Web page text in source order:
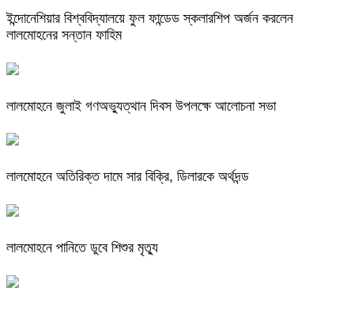
ইন্দোনেশিয়ার বিশ্ববিদ্যালয়ে ফুল ফান্ডেড স্কলারশিপ অর্জন করলেন
লালমোহনের সন্তান ফাহিম
লালমোহনে জুলাই গণঅভ্যুত্থান দিবস উপলক্ষে আলোচনা সভা
লালমোহনে অতিরিক্ত দামে সার বিক্রি, ডিলারকে অর্থদন্ড
লালমোহনে পানিতে ডুবে শিশুর মৃত্যু